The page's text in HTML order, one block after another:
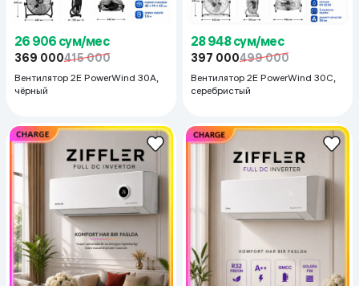
26 906 сум/мес
369 000415 000
Вентилятор 2E PowerWind 30A,
чёрный
28 948 сум/мес
397 000499 000
Вентилятор 2E PowerWind 30C,
серебристый